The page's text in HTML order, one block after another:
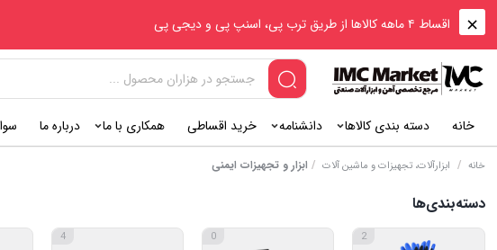
اقساط ۴ ماهه کالاها از طریق ترب پی، اسنپ پی و دیجی پی
خانه دسته بندی کالاها دانشنامه خرید اقساطی همکاری با ما درباره ما
خانه / ابزارآلات، تجهیزات و ماشین آلات / ابزار و تجهیزات ایمنی
دسته‌بندی‌ها
2
0
4